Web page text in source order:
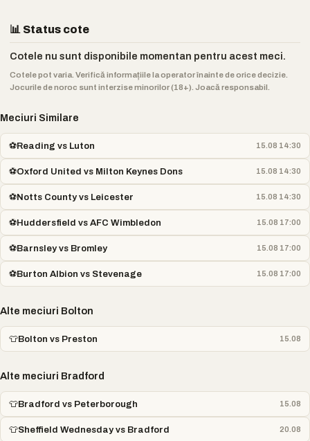
📊 Status cote
Cotele nu sunt disponibile momentan pentru acest meci.
Cotele pot varia. Verifică informațiile la operator înainte de orice decizie.
Jocurile de noroc sunt interzise minorilor (18+). Joacă responsabil.
Meciuri Similare
⚽Reading vs Luton 15.08 14:30
⚽Oxford United vs Milton Keynes Dons 15.08 14:30
⚽Notts County vs Leicester 15.08 14:30
⚽Huddersfield vs AFC Wimbledon 15.08 17:00
⚽Barnsley vs Bromley 15.08 17:00
⚽Burton Albion vs Stevenage 15.08 17:00
Alte meciuri Bolton
👕Bolton vs Preston 15.08
Alte meciuri Bradford
👕Bradford vs Peterborough 15.08
👕Sheffield Wednesday vs Bradford 20.08